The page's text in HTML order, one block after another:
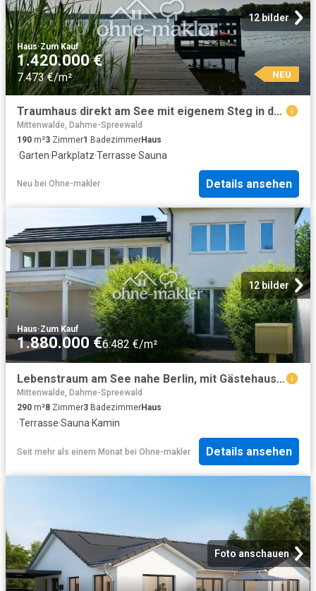
12 bilder
Haus·Zum Kauf
1.420.000 €
7.473 €/m² NEU
Traumhaus direkt am See mit eigenem Steg in der Natur
Mittenwalde, Dahme-Spreewald
190 m²3 Zimmer1 BadezimmerHaus
·Garten·Parkplatz·Terrasse·Sauna
Neu bei Ohne-makler Details ansehen
12 bilder
Haus·Zum Kauf
1.880.000 €6.482 €/m²
Lebenstraum am See nahe Berlin, mit Gästehaus, Sauna, eigenem Steg
Mittenwalde, Dahme-Spreewald
290 m²8 Zimmer3 BadezimmerHaus
·Terrasse·Sauna·Kamin
Seit mehr als einem Monat bei Ohne-makler Details ansehen
Foto anschauen